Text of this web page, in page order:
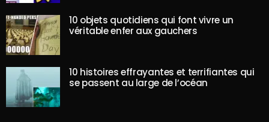
10 objets quotidiens qui font vivre un
véritable enfer aux gauchers
10 histoires effrayantes et terrifiantes qui
se passent au large de l’océan